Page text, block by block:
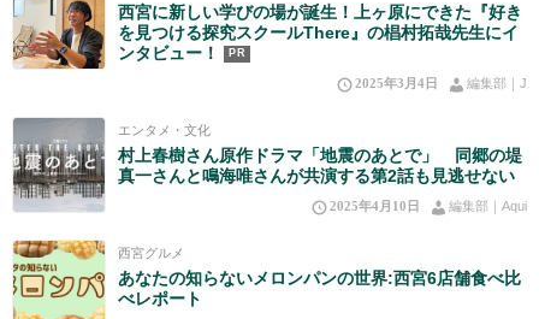
西宮に新しい学びの場が誕生！上ヶ原にできた『好き
を見つける探究スクールThere』の椙村拓哉先生にイ
ンタビュー！
PR
2025年3月4日 編集部｜J
エンタメ・文化
村上春樹さん原作ドラマ「地震のあとで」 同郷の堤
真一さんと鳴海唯さんが共演する第2話も見逃せない
2025年4月10日 編集部｜Aqui
西宮グルメ
あなたの知らないメロンパンの世界:西宮6店舗食べ比
べレポート